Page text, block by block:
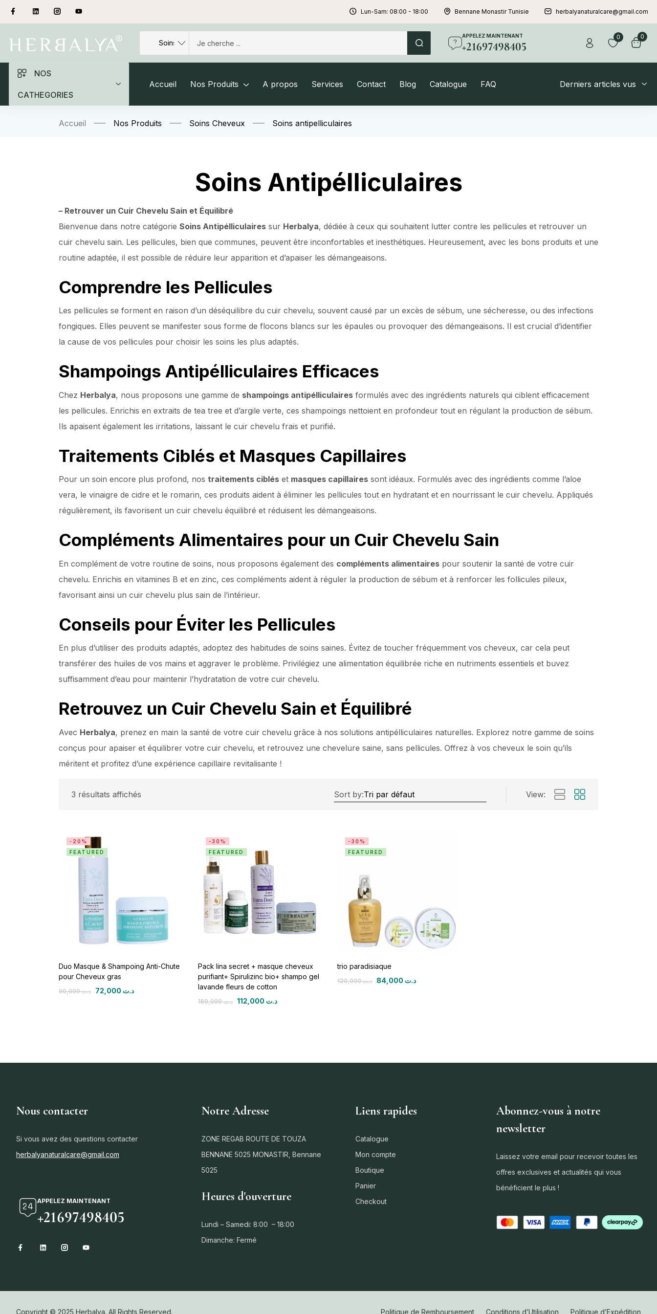
Lun-Sam: 08:00 - 18:00 Bennane Monastir Tunisie herbalyanaturalcare@gmail.com
APPELEZ MAINTENANT
+21697498405
0 0
NOS
CATHEGORIES
Accueil Nos Produits A propos Services Contact Blog Catalogue FAQ Derniers articles vus
Accueil Nos Produits Soins Cheveux Soins antipelliculaires
Soins Antipélliculaires
– Retrouver un Cuir Chevelu Sain et Équilibré
Bienvenue dans notre catégorie Soins Antipélliculaires sur Herbalya, dédiée à ceux qui souhaitent lutter contre les pellicules et retrouver un
cuir chevelu sain. Les pellicules, bien que communes, peuvent être inconfortables et inesthétiques. Heureusement, avec les bons produits et une
routine adaptée, il est possible de réduire leur apparition et d’apaiser les démangeaisons.
Comprendre les Pellicules
Les pellicules se forment en raison d’un déséquilibre du cuir chevelu, souvent causé par un excès de sébum, une sécheresse, ou des infections
fongiques. Elles peuvent se manifester sous forme de flocons blancs sur les épaules ou provoquer des démangeaisons. Il est crucial d’identifier
la cause de vos pellicules pour choisir les soins les plus adaptés.
Shampoings Antipélliculaires Efficaces
Chez Herbalya, nous proposons une gamme de shampoings antipélliculaires formulés avec des ingrédients naturels qui ciblent efficacement
les pellicules. Enrichis en extraits de tea tree et d’argile verte, ces shampoings nettoient en profondeur tout en régulant la production de sébum.
Ils apaisent également les irritations, laissant le cuir chevelu frais et purifié.
Traitements Ciblés et Masques Capillaires
Pour un soin encore plus profond, nos traitements ciblés et masques capillaires sont idéaux. Formulés avec des ingrédients comme l’aloe
vera, le vinaigre de cidre et le romarin, ces produits aident à éliminer les pellicules tout en hydratant et en nourrissant le cuir chevelu. Appliqués
régulièrement, ils favorisent un cuir chevelu équilibré et réduisent les démangeaisons.
Compléments Alimentaires pour un Cuir Chevelu Sain
En complément de votre routine de soins, nous proposons également des compléments alimentaires pour soutenir la santé de votre cuir
chevelu. Enrichis en vitamines B et en zinc, ces compléments aident à réguler la production de sébum et à renforcer les follicules pileux,
favorisant ainsi un cuir chevelu plus sain de l’intérieur.
Conseils pour Éviter les Pellicules
En plus d’utiliser des produits adaptés, adoptez des habitudes de soins saines. Évitez de toucher fréquemment vos cheveux, car cela peut
transférer des huiles de vos mains et aggraver le problème. Privilégiez une alimentation équilibrée riche en nutriments essentiels et buvez
suffisamment d’eau pour maintenir l’hydratation de votre cuir chevelu.
Retrouvez un Cuir Chevelu Sain et Équilibré
Avec Herbalya, prenez en main la santé de votre cuir chevelu grâce à nos solutions antipélliculaires naturelles. Explorez notre gamme de soins
conçus pour apaiser et équilibrer votre cuir chevelu, et retrouvez une chevelure saine, sans pellicules. Offrez à vos cheveux le soin qu’ils
méritent et profitez d’une expérience capillaire revitalisante !
3 résultats affichés Sort by: View:
-20%
FEATURED
Duo Masque & Shampoing Anti-Chute
pour Cheveux gras
د.ت90,000 د.ت
-30%
FEATURED
Pack lina secret + masque cheveux
purifiant+ Spirulizinc bio+ shampo gel
lavande fleurs de cotton
د.ت160,000 د.ت
-30%
FEATURED
trio paradisiaque
د.ت120,000 د.ت
Nous contacter
Si vous avez des questions contacter
herbalyanaturalcare@gmail.com
APPELEZ MAINTENANT
+21697498405
Notre Adresse
ZONE REGAB ROUTE DE TOUZA
BENNANE 5025 MONASTIR, Bennane
5025
Heures d'ouverture
Lundi – Samedi: 8:00 – 18:00
Dimanche: Fermé
Liens rapides
Catalogue
Mon compte
Boutique
Panier
Checkout
Abonnez-vous à notre
newsletter
Laissez votre email pour recevoir toutes les
offres exclusives et actualités qui vous
bénéficient le plus !
Copyright © 2025 Herbalya. All Rights Reserved. Politique de Remboursement Conditions d’Utilisation Politique d’Expédition